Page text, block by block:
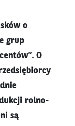
o
grup
O
rolno-
są